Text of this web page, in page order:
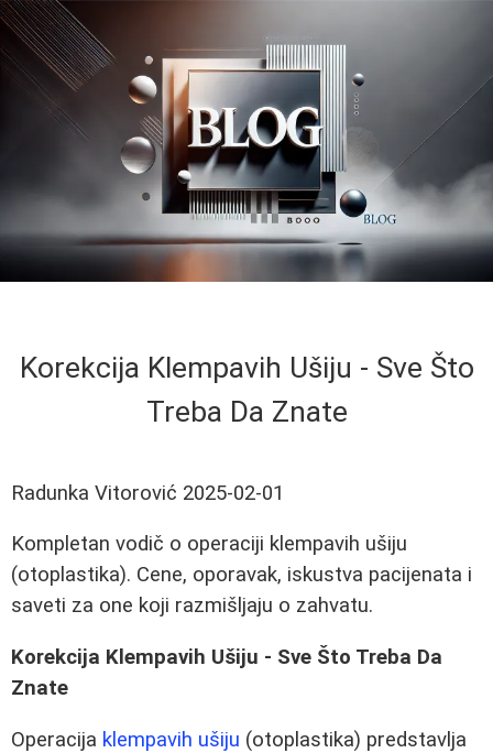
Korekcija Klempavih Ušiju - Sve Što
Treba Da Znate
Radunka Vitorović 2025-02-01
Kompletan vodič o operaciji klempavih ušiju
(otoplastika). Cene, oporavak, iskustva pacijenata i
saveti za one koji razmišljaju o zahvatu.
Korekcija Klempavih Ušiju - Sve Što Treba Da
Znate
Operacija klempavih ušiju (otoplastika) predstavlja